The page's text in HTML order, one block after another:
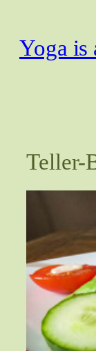
springen
Yoga is
Teller-